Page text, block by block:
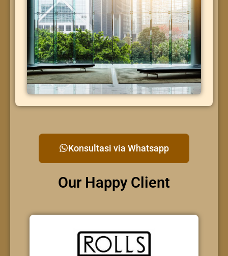
Konsultasi via Whatsapp
Our Happy Client